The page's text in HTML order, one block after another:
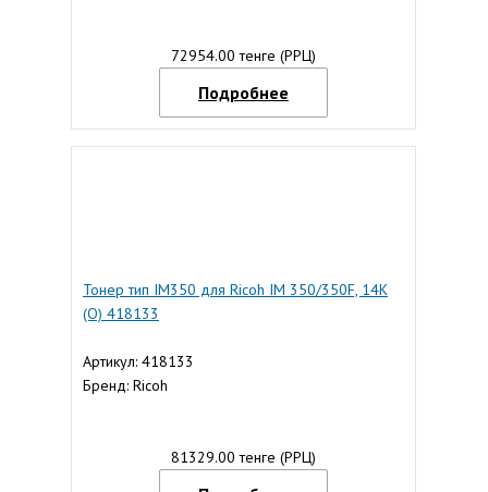
72954.00 тенге (РРЦ)
Подробнее
Тонер тип IM350 для Ricoh IM 350/350F, 14К
(О) 418133
Артикул: 418133
Бренд: Ricoh
81329.00 тенге (РРЦ)